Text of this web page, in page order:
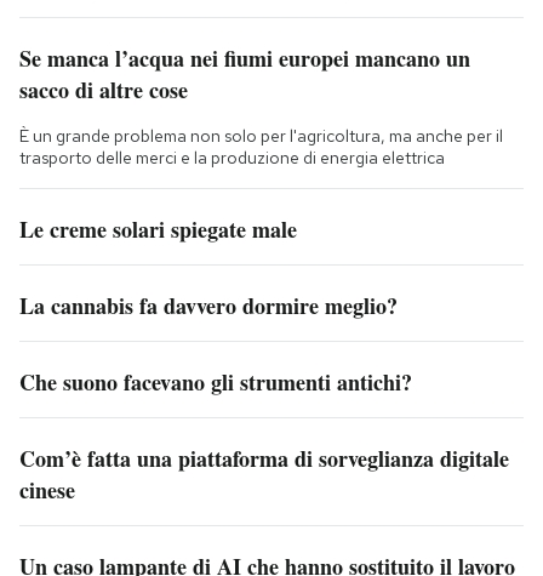
Se manca l’acqua nei fiumi europei mancano un
sacco di altre cose
È un grande problema non solo per l'agricoltura, ma anche per il
trasporto delle merci e la produzione di energia elettrica
Le creme solari spiegate male
La cannabis fa davvero dormire meglio?
Che suono facevano gli strumenti antichi?
Com’è fatta una piattaforma di sorveglianza digitale
cinese
Un caso lampante di AI che hanno sostituito il lavoro